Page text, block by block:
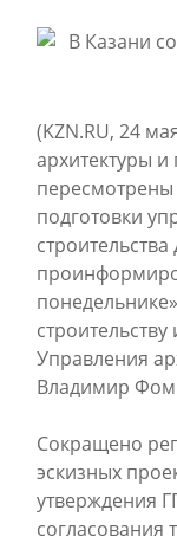
(KZN.RU, 24
архитектуры и
подготовки
Управления
Владимир
Сокращено
эскизных
утверждения
согласования